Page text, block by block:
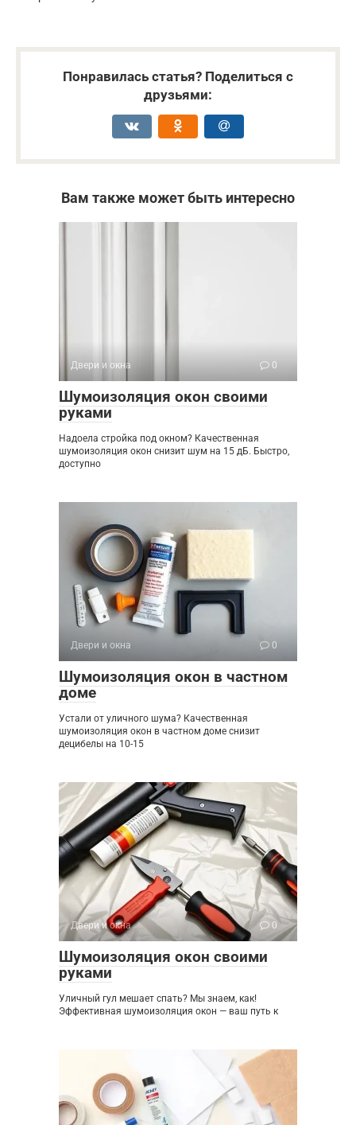
Понравилась статья? Поделиться с
друзьями:
Вам также может быть интересно
Двери и окна 0
Шумоизоляция окон своими
руками
Надоела стройка под окном? Качественная
шумоизоляция окон снизит шум на 15 дБ. Быстро,
доступно
Двери и окна 0
Шумоизоляция окон в частном
доме
Устали от уличного шума? Качественная
шумоизоляция окон в частном доме снизит
децибелы на 10-15
Двери и окна 0
Шумоизоляция окон своими
руками
Уличный гул мешает спать? Мы знаем, как!
Эффективная шумоизоляция окон — ваш путь к